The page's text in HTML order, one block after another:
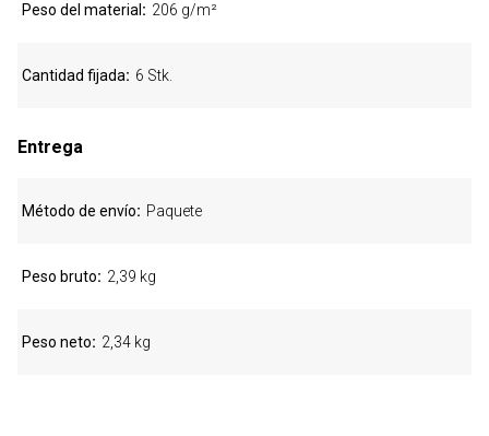
Peso del material 206 g/m²
Cantidad fijada 6 Stk.
Entrega
Método de envío Paquete
Peso bruto 2,39 kg
Peso neto 2,34 kg